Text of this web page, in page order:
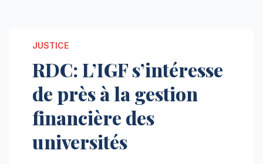
JUSTICE
RDC: L’IGF s’intéresse
de près à la gestion
financière des
universités